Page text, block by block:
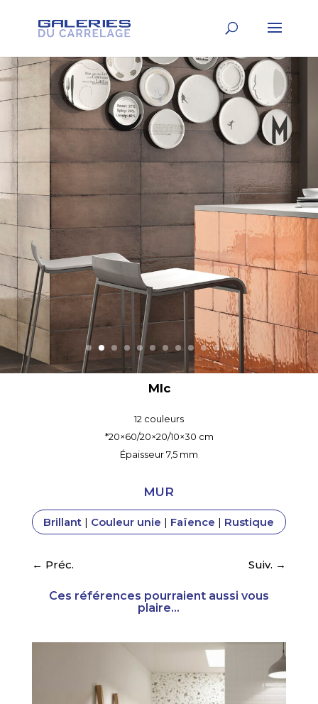
Mlc
12 couleurs
*20×60/20×20/10×30 cm
Épaisseur 7,5 mm
MUR
Brillant | Couleur unie | Faïence | Rustique
← Préc. Suiv. →
Ces références pourraient aussi vous
plaire...